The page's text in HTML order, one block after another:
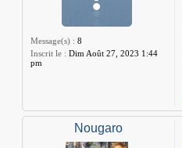
Message(s) : 8
Inscrit le : Dim Août 27, 2023 1:44
pm
Nougaro